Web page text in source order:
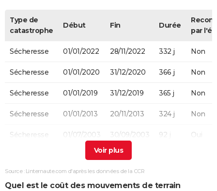
Type de
catastrophe
Début Fin Durée
par
Sécheresse 01/01/2022 28/11/2022 332 j Non
Sécheresse 01/01/2020 31/12/2020 366 j Non
Sécheresse 01/01/2019 31/12/2019 365 j Non
Sécheresse 01/01/2013 20/11/2013 324 j Non
Sécheresse 01/07/2003 30/09/2003 92 j Oui
01/01/1993
Source : Linternaute.com d'après les données de la CCR
Quel est le coût des mouvements de terrain